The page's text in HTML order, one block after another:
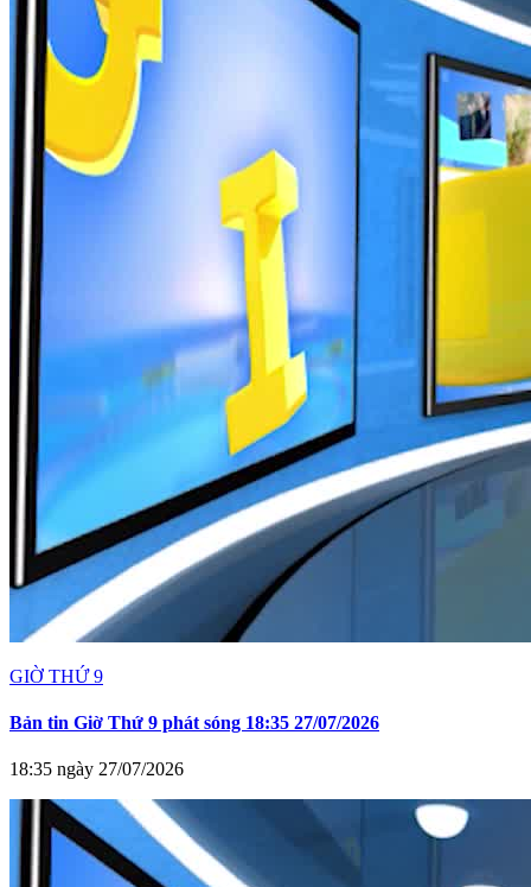
GIỜ THỨ 9
Bản tin Giờ Thứ 9 phát sóng 18:35 27/07/2026
18:35 ngày 27/07/2026